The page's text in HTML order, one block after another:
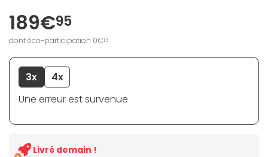
189€95
dont éco-participation 0€13
3x
4x
Une erreur est survenue
Livré demain !